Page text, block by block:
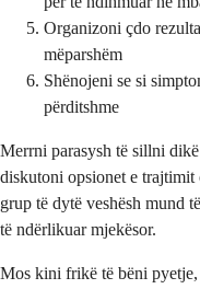
Organizoni çdo
mëparshëm
Shënojeni se si
përditshme
Merrni parasysh të sillni
diskutoni opsionet e trajtimit
grup të dytë veshësh mund
të ndërlikuar mjekësor.
Mos kini frikë të bëni pyetje,